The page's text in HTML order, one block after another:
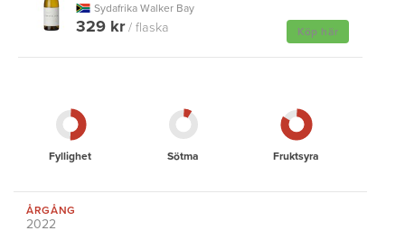
Sydafrika Walker Bay
Köp här
329 kr/ flaska
Fyllighet Sötma Fruktsyra
ÅRGÅNG
2022